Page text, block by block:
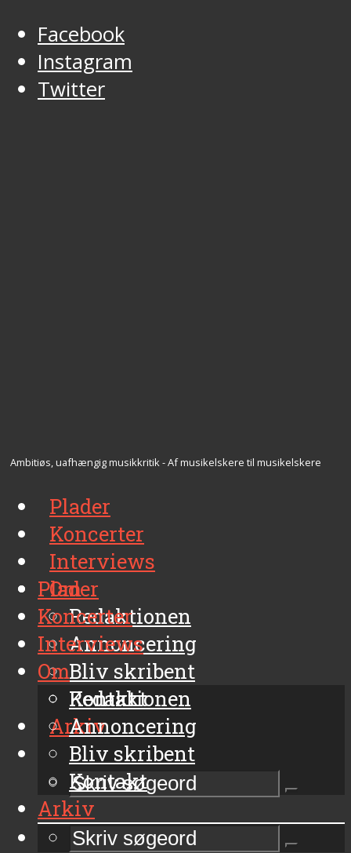
Facebook
Instagram
Twitter
Ambitiøs, uafhængig musikkritik - Af musikelskere til musikelskere
Plader
Koncerter
Interviews
Om
Redaktionen
Annoncering
Bliv skribent
Kontakt
Arkiv
Plader
Koncerter
Interviews
Om
Redaktionen
Annoncering
Bliv skribent
Kontakt
Arkiv